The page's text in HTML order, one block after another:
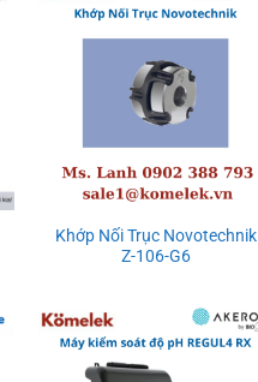
Khớp Nối Trục Novotechnik
Z-106-G6